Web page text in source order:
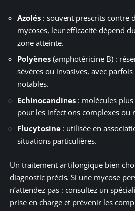
Azolés : souvent prescrits contre
mycoses, leur efficacité dépend
zone atteinte.
Polyènes (amphotéricine B) :
sévères ou invasives, avec
notables.
Echinocandines : molécules
pour les infections complexes ou
Flucytosine : utilisée en
situations particulières.
Un traitement antifongique bien
diagnostic précis. Si une mycose
n’attendez pas : consultez un
prise en charge et prévenir les